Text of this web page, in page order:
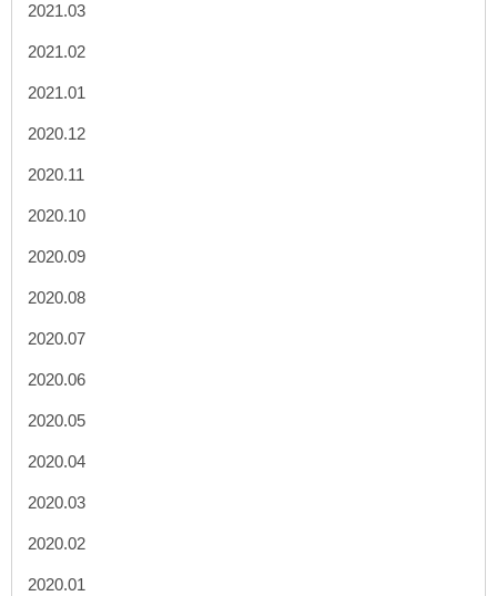
2021.03
2021.02
2021.01
2020.12
2020.11
2020.10
2020.09
2020.08
2020.07
2020.06
2020.05
2020.04
2020.03
2020.02
2020.01